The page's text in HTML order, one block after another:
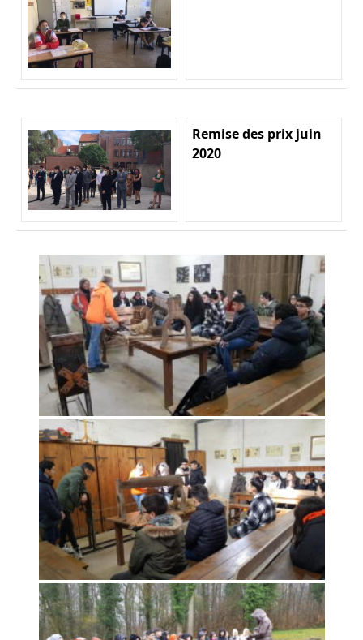
Remise des prix juin
2020